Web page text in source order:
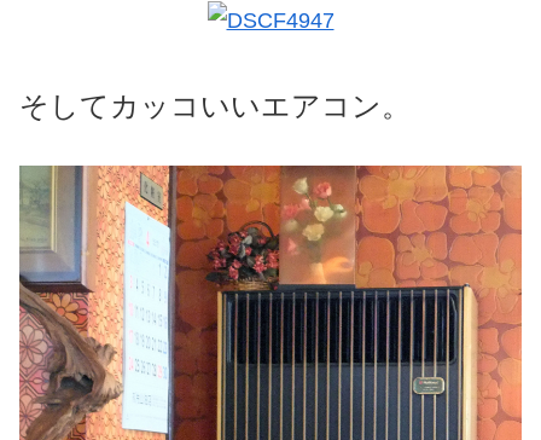
そしてカッコいいエアコン。